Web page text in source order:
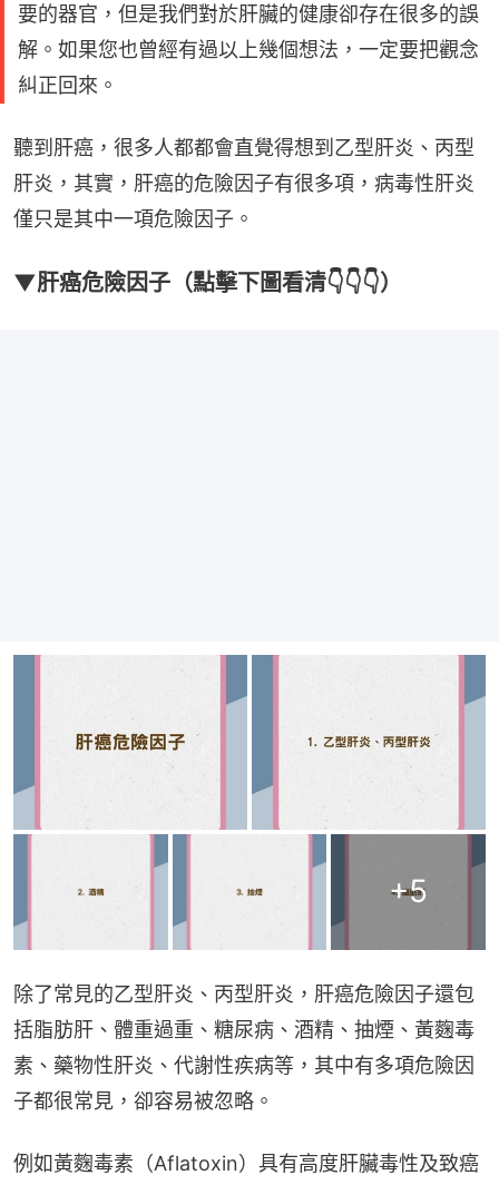
要的器官，但是我們對於肝臟的健康卻存在很多的誤
解。如果您也曾經有過以上幾個想法，一定要把觀念
糾正回來。
聽到肝癌，很多人都都會直覺得想到乙型肝炎、丙型
肝炎，其實，肝癌的危險因子有很多項，病毒性肝炎
僅只是其中一項危險因子。
▼肝癌危險因子（點擊下圖看清👇👇👇）
+5
除了常見的乙型肝炎、丙型肝炎，肝癌危險因子還包
括脂肪肝、體重過重、糖尿病、酒精、抽煙、黃麴毒
素、藥物性肝炎、代謝性疾病等，其中有多項危險因
子都很常見，卻容易被忽略。
例如黃麴毒素（Aflatoxin）具有高度肝臟毒性及致癌